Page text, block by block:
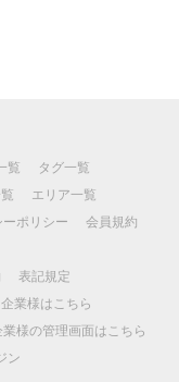
覧
タグ一覧
エリア一覧
ポリシー
会員規約
表記規定
業様はこちら
業様の管理画面はこちら
ン